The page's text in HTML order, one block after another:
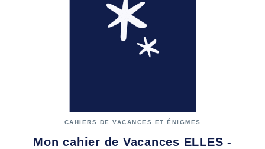
CAHIERS DE VACANCES ET ÉNIGMES
Mon cahier de Vacances ELLES -